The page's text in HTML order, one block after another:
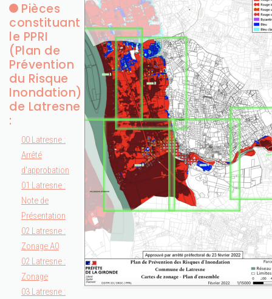
Pièces
constituant
le PPRI
(Plan de
Prévention
du Risque
Inondation)
de Latresne
:
00 Latresne :
Arrêté
d'approbation
01 Latresne :
Note de
Présentation
02 Latresne :
Zonage A0
02 Latresne :
Zonage
03 Latresne :